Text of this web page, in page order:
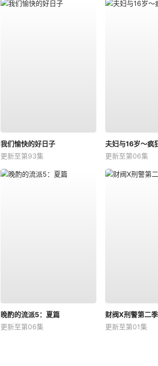
我们愉快的好日子
更新至第93集
夫妇与16岁～疯
更新至第06集
晚酌的流派5：夏篇
更新至第06集
财阀X刑警第二季
更新至第01集